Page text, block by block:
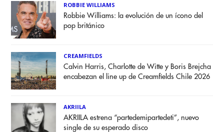
ROBBIE WILLIAMS
Robbie Williams: la evolución de un ícono del
pop británico
CREAMFIELDS
Calvin Harris, Charlotte de Witte y Boris Brejcha
encabezan el line up de Creamfields Chile 2026
AKRIILA
AKRIILA estrena “partedemipartedeti”, nuevo
single de su esperado disco